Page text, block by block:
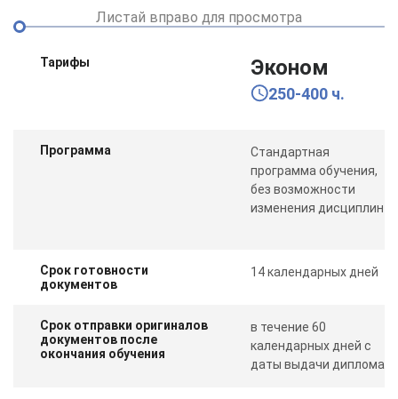
Листай вправо для просмотра
Тарифы Эконом
250-400 ч.
Программа
Стандартная
программа обучения,
без возможности
изменения дисциплин
Срок готовности
документов
14 календарных дней
Срок отправки оригиналов
документов после
окончания обучения
в течение 60
календарных дней с
даты выдачи диплома